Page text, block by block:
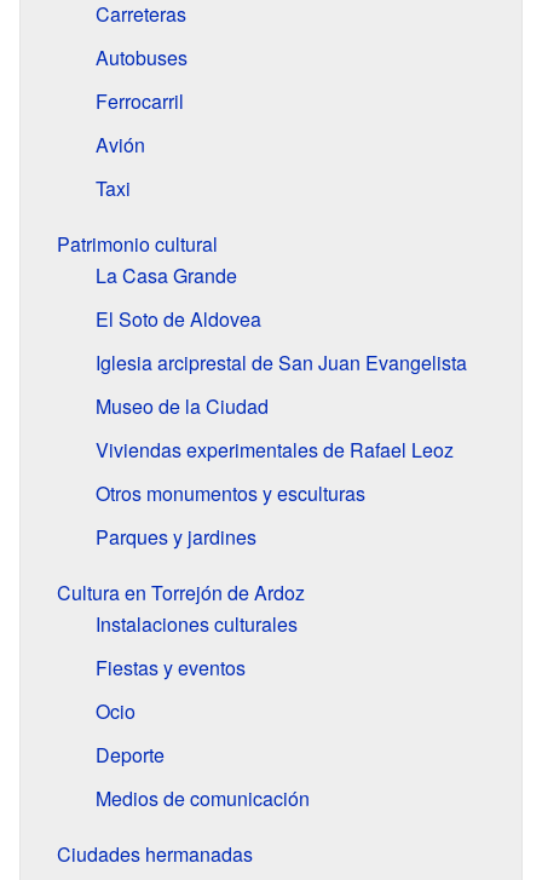
Carreteras
Autobuses
Ferrocarril
Avión
Taxi
Patrimonio cultural
La Casa Grande
El Soto de Aldovea
Iglesia arciprestal de San Juan Evangelista
Museo de la Ciudad
Viviendas experimentales de Rafael Leoz
Otros monumentos y esculturas
Parques y jardines
Cultura en Torrejón de Ardoz
Instalaciones culturales
Fiestas y eventos
Ocio
Deporte
Medios de comunicación
Ciudades hermanadas